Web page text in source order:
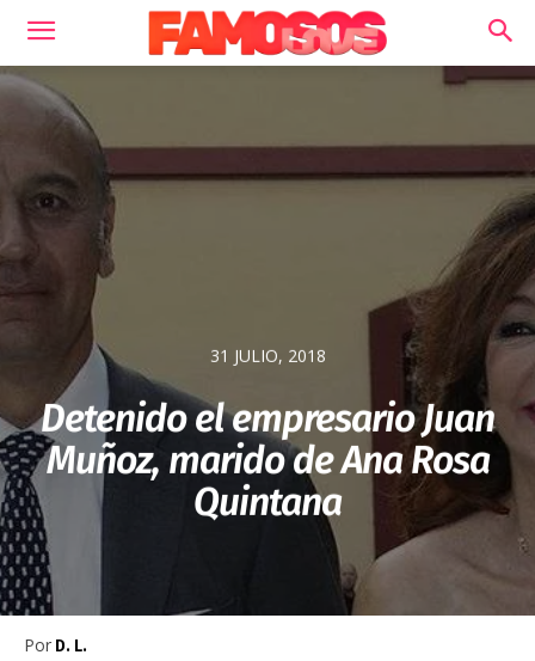
31 JULIO, 2018
Detenido el empresario Juan
Muñoz, marido de Ana Rosa
Quintana
Por D. L.